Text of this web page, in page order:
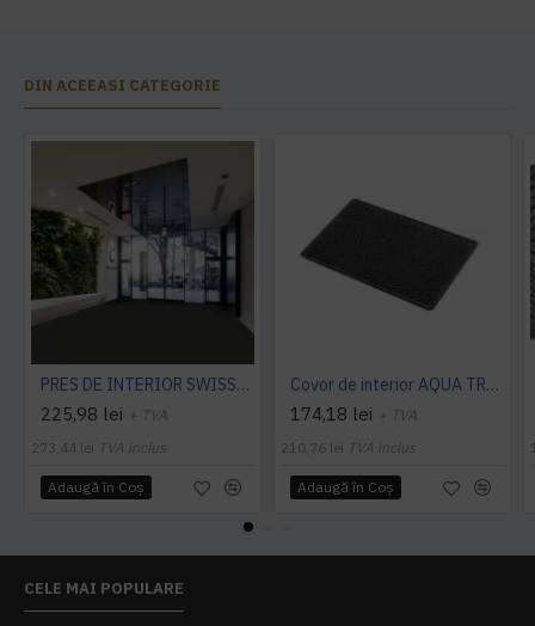
DIN ACEEASI CATEGORIE
PRES DE INTERIOR SWISSLON CLASSIC, NOTRAX
225,98 lei + TVA
273,44 lei TVA inclus
Adaugă în Coş
Covor de interior AQUA TRAP
174,18 lei + TVA
210,76 lei TVA inclus
Adaugă în Coş
CELE MAI POPULARE